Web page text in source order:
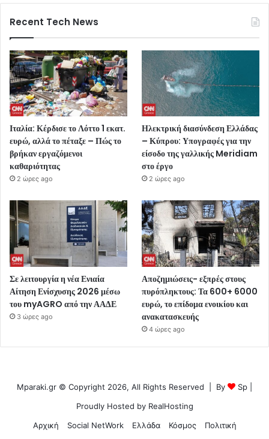
Recent Tech News
Ιταλία: Κέρδισε το Λόττο 1 εκατ.
ευρώ, αλλά το πέταξε – Πώς το
βρήκαν εργαζόμενοι
καθαριότητας
2 ώρες ago
Ηλεκτρική διασύνδεση Ελλάδας
– Κύπρου: Υπογραφές για την
είσοδο της γαλλικής Meridiam
στο έργο
2 ώρες ago
Σε λειτουργία η νέα Ενιαία
Αίτηση Ενίσχυσης 2026 μέσω
του myAGRO από την ΑΑΔΕ
3 ώρες ago
Αποζημιώσεις- εξπρές στους
πυρόπληκτους: Τα 600+ 6000
ευρώ, το επίδομα ενοικίου και
ανακατασκευής
4 ώρες ago
Mparaki.gr © Copyright 2026, All Rights Reserved | By Sp
Proudly Hosted by RealHosting
Αρχική
Social NetWork Ελλάδα Κόσμος Πολιτική